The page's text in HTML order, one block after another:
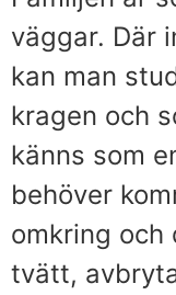
väggar. Där
kan man
kragen och
känns som
behöver
omkring och
tvätt,